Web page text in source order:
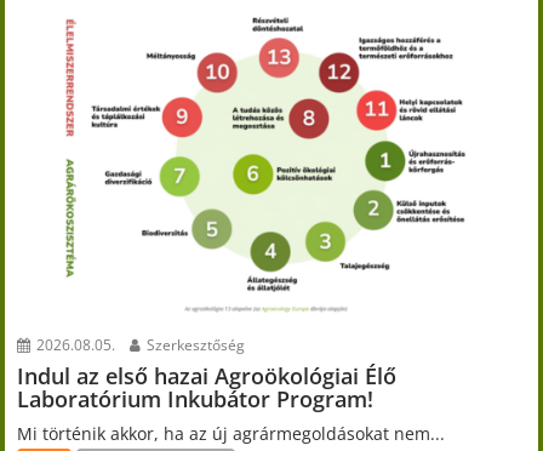
2026.08.05. Szerkesztőség
Indul az első hazai Agroökológiai Élő
Laboratórium Inkubátor Program!
Mi történik akkor, ha az új agrármegoldásokat nem...